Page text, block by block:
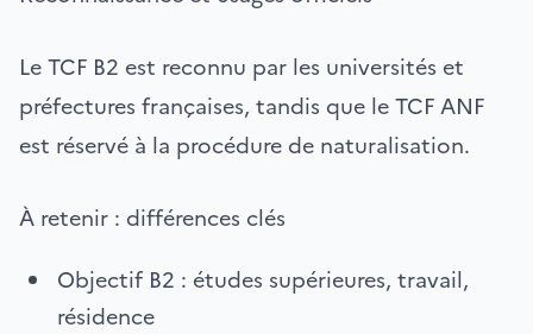
Le TCF B2 est reconnu par les universités et
préfectures françaises, tandis que le TCF ANF
est réservé à la procédure de naturalisation.
À retenir : différences clés
Objectif B2 : études supérieures, travail,
résidence